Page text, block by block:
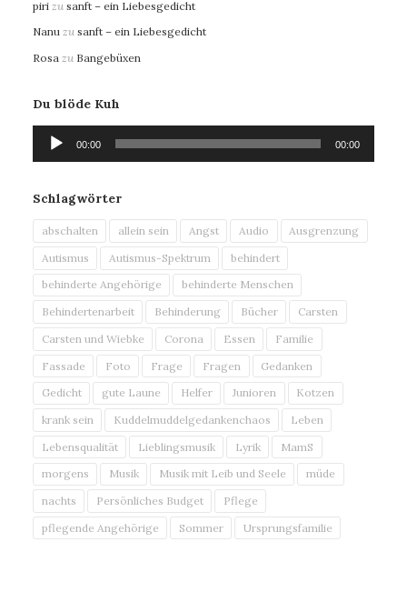
piri zu sanft – ein Liebesgedicht
Nanu zu sanft – ein Liebesgedicht
Rosa zu Bangebüxen
Du blöde Kuh
Audio-
Player
00:00 00:00
Schlagwörter
abschalten allein sein Angst Audio
Ausgrenzung
Autismus
Autismus-Spektrum
behindert
behinderte Angehörige
behinderte Menschen
Behindertenarbeit
Behinderung Bücher
Carsten
Carsten und Wiebke
Corona Essen
Familie
Fassade
Foto Frage Fragen
Gedanken
Gedicht
gute Laune Helfer Junioren
Kotzen
krank sein
Kuddelmuddelgedankenchaos
Leben
Lebensqualität
Lieblingsmusik Lyrik
MamS
morgens
Musik Musik mit Leib und Seele
müde
nachts
Persönliches Budget
Pflege
pflegende Angehörige
Sommer Ursprungsfamilie